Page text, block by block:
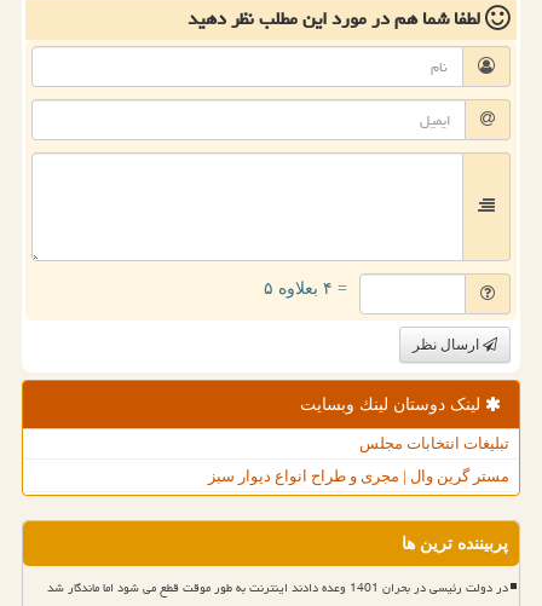
لطفا شما همدر مورد این مطلبنظر دهید
= ۴ بعلاوه ۵
ارسال نظر
لینک دوستان لینك وبسایت
تبلیغات انتخابات مجلس
مستر گرین وال | مجری و طراح انواع دیوار سبز
پربیننده ترین ها
در دولت رئیسی در بحران 1401 وعده دادند اینترنت به طور موقت قطع می شود اما ماندگار شد